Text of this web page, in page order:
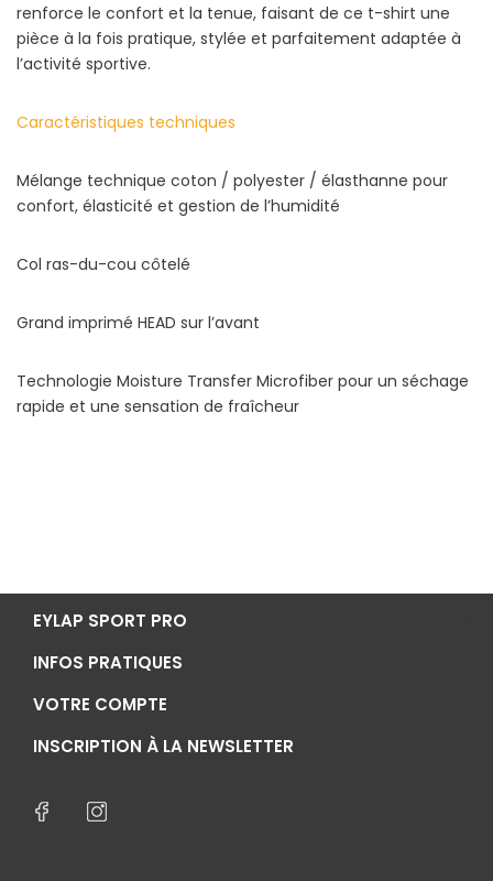
renforce le confort et la tenue, faisant de ce t-shirt une
pièce à la fois pratique, stylée et parfaitement adaptée à
l’activité sportive.
Caractéristiques techniques
Mélange technique coton / polyester / élasthanne pour
confort, élasticité et gestion de l’humidité
Col ras-du-cou côtelé
Grand imprimé HEAD sur l’avant
Technologie Moisture Transfer Microfiber pour un séchage
rapide et une sensation de fraîcheur
EYLAP SPORT PRO
INFOS PRATIQUES
VOTRE COMPTE
INSCRIPTION À LA NEWSLETTER